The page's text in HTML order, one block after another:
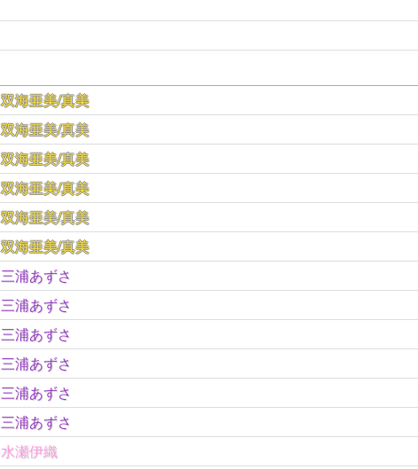
双海亜美/真美
双海亜美/真美
双海亜美/真美
双海亜美/真美
双海亜美/真美
双海亜美/真美
三浦あずさ
三浦あずさ
三浦あずさ
三浦あずさ
三浦あずさ
三浦あずさ
水瀬伊織